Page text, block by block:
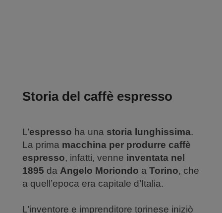
Storia del caffè espresso
L’espresso ha una storia lunghissima.
La prima macchina per produrre caffè
espresso, infatti, venne inventata nel
1895 da Angelo Moriondo a Torino, che
a quell’epoca era capitale d’Italia.
L’inventore e imprenditore torinese iniziò